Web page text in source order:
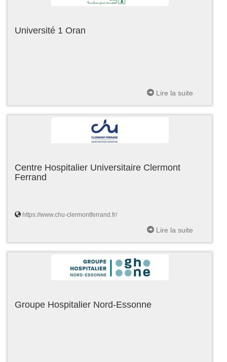
Université 1 Oran
Lire la suite
Centre Hospitalier Universitaire Clermont
Ferrand
https://www.chu-clermontferrand.fr/
Lire la suite
Groupe Hospitalier Nord-Essonne